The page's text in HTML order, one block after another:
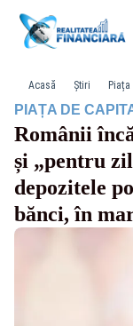
Acasă Știri
PIAȚA DE
Românii
și „pentru
depozitele
bănci, în